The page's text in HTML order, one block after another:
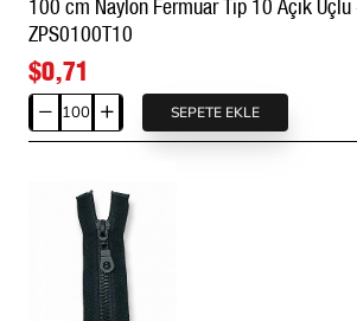
(Separe)
/
Otomatik
Kafa
ZPHSN0045T10
100 cm Naylon Fermuar Tip 10 Açık
ZPS0100T10
$0,71
100
cm
Fermuar
SEPETE EKLE